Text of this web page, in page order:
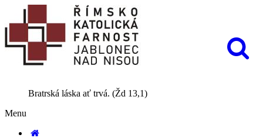
Bratrská láska ať trvá. (Žd 13,1)
Menu